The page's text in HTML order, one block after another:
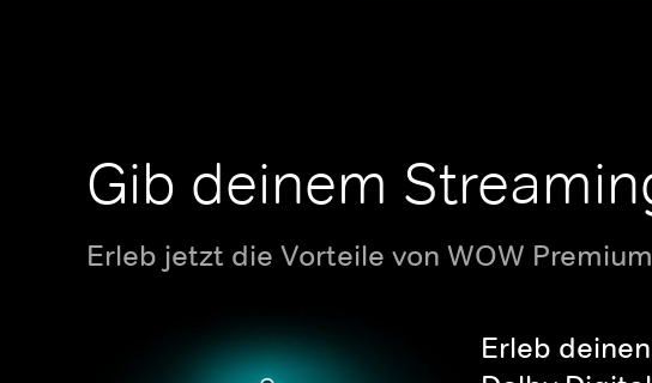
Gib deinem
Erleb jetzt die Vorteile von WOW
Erleb